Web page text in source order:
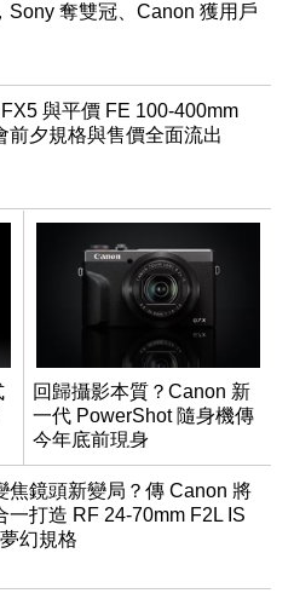
Sony 奪雙冠、Canon 獲用戶
與平價 FE 100-400mm
前夕規格與售價全面流出
回歸攝影本質？Canon 新
一代 PowerShot 隨身機傳
今年底前現身
焦鏡頭新變局？傳 Canon 將
一打造 RF 24-70mm F2L IS
幻規格